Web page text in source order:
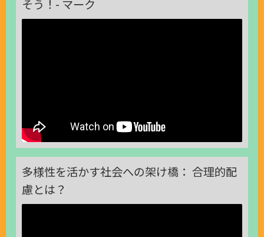
そう！- マーク
多様性を活かす社会への架け橋： 合理的配
慮とは？